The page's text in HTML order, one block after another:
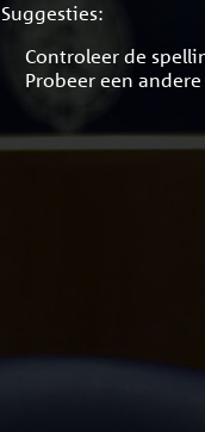
Suggesties:
Controleer de
Probeer een